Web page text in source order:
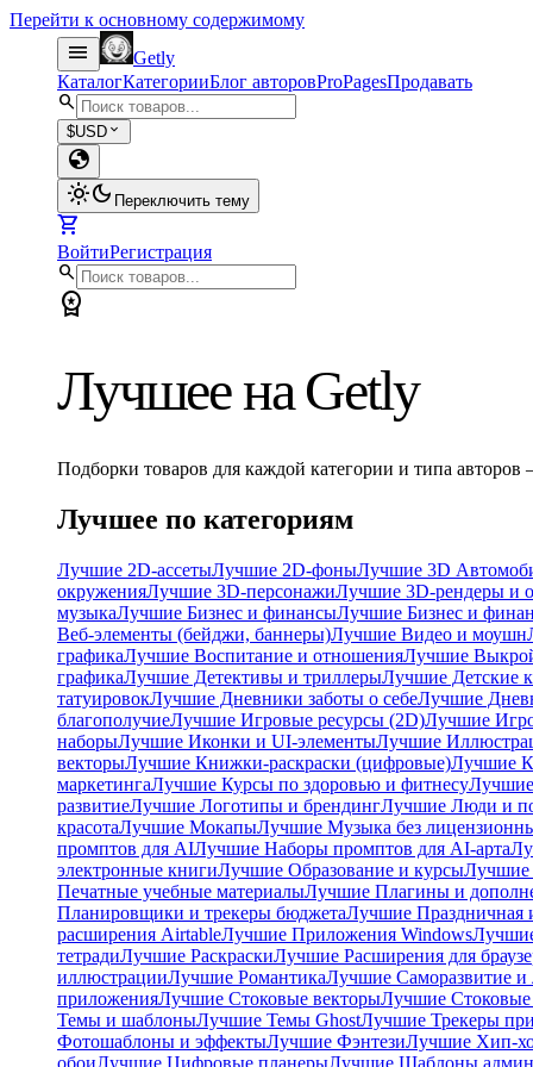
Перейти к основному содержимому
menu
Getly
КаталогКатегорииБлог авторовProPagesПродавать
search
$USD expand_more
globe
light_modedark_mode Переключить тему
shopping_cart
ВойтиРегистрация
search
workspace_premium
Лучшее на Getly
Подборки товаров для каждой категории и типа
Лучшее по категориям
Лучшие 2D-ассетыЛучшие 2D-фоныЛучшие 3D
окруженияЛучшие 3D-персонажиЛучшие 3D-рендеры и
музыкаЛучшие Бизнес и финансыЛучшие Бизнес и
Веб-элементы (бейджи, баннеры)Лучшие Видео и моушн
графикаЛучшие Воспитание и отношенияЛучшие
графикаЛучшие Детективы и триллерыЛучшие Детские
татуировокЛучшие Дневники заботы о себеЛучшие
благополучиеЛучшие Игровые ресурсы (2D)Лучшие
наборыЛучшие Иконки и UI-элементыЛучшие
векторыЛучшие Книжки-раскраски (цифровые)Лучшие
маркетингаЛучшие Курсы по здоровью и фитнесуЛучшие
развитиеЛучшие Логотипы и брендингЛучшие Люди и
красотаЛучшие МокапыЛучшие Музыка без
промптов для AIЛучшие Наборы промптов для AI-арта
электронные книгиЛучшие Образование и курсыЛучшие
Печатные учебные материалыЛучшие Плагины и
Планировщики и трекеры бюджетаЛучшие Праздничная
расширения AirtableЛучшие Приложения Windows
тетрадиЛучшие РаскраскиЛучшие Расширения для
иллюстрацииЛучшие РомантикаЛучшие Саморазвитие и
приложенияЛучшие Стоковые векторыЛучшие
Темы и шаблоныЛучшие Темы GhostЛучшие Трекеры
Фотошаблоны и эффектыЛучшие ФэнтезиЛучшие Хип-